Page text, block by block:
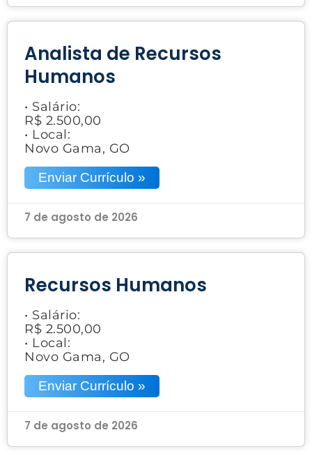
Analista de Recursos
Humanos
• Salário:
R$ 2.500,00
• Local:
Novo Gama, GO
Enviar Currículo »
7 de agosto de 2026
Recursos Humanos
• Salário:
R$ 2.500,00
• Local:
Novo Gama, GO
Enviar Currículo »
7 de agosto de 2026